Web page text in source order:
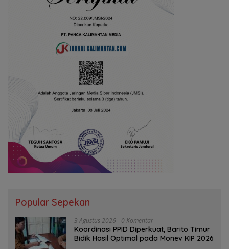
Popular Sepekan
3 Agustus 2026 0 Komentar
Koordinasi PPID Diperkuat, Barito Timur
Bidik Hasil Optimal pada Monev KIP 2026